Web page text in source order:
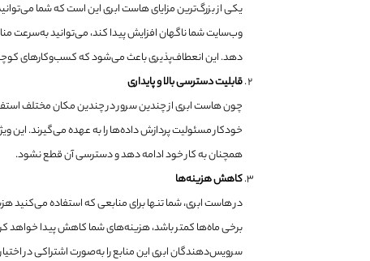
یکی از بزرگ‌ترین مزایای هاست ابری این است که شما
وب‌سایت شما ناگهان افزایش پیدا کند، می‌توانید به‌سرعت
دهد. این انعطاف‌پذیری باعث می‌شود که کسب‌وکارهای کوچک و
قابلیت دسترسی بالا و پایداری
چون هاست ابری از چندین سرور در چندین مکان مختلف
خودکار مسئولیت پردازش داده‌ها را به عهده می‌گیرند.
همچنان به کار خود ادامه دهد و دسترسی آن قطع نشود.
کاهش هزینه‌ها
در هاست ابری، شما تنها برای منابعی که استفاده می‌کنید
برخی ماه‌ها کمتر باشد، هزینه‌های شما کاهش پیدا خواهد
سرویس‌دهندگان ابری این منابع را به‌صورت اشتراکی در